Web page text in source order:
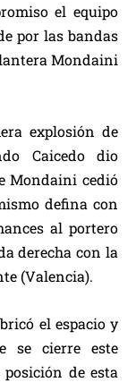
el equipo
por las bandas
Mondaini
explosión de
Caicedo dio
Mondaini cedió
defina con
al portero
derecha con la
(Valencia).
el espacio y
se cierre este
de esta